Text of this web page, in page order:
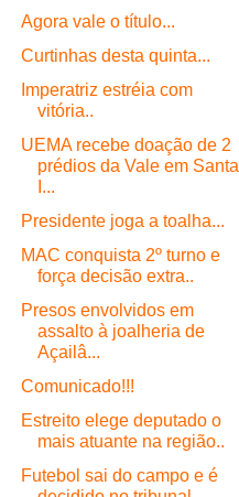
Agora vale o título...
Curtinhas desta quinta...
Imperatriz estréia com
vitória..
UEMA recebe doação de 2
prédios da Vale em Santa
I...
Presidente joga a toalha...
MAC conquista 2º turno e
força decisão extra..
Presos envolvidos em
assalto à joalheria de
Açailâ...
Comunicado!!!
Estreito elege deputado o
mais atuante na região..
Futebol sai do campo e é